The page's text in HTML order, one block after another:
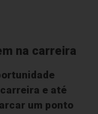
na carreira
e até
um ponto